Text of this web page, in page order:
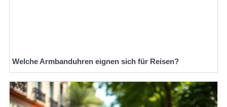
Welche Armbanduhren eignen sich für Reisen?